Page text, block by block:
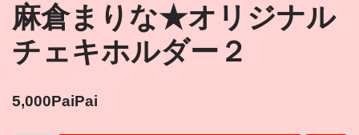
麻倉まりな★オリジナル
チェキホルダー２
5,000PaiPai